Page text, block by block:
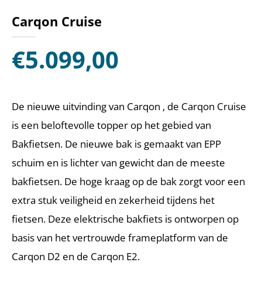
Carqon Cruise
€5.099,00
De nieuwe uitvinding van Carqon , de Carqon Cruise
is een beloftevolle topper op het gebied van
Bakfietsen. De nieuwe bak is gemaakt van EPP
schuim en is lichter van gewicht dan de meeste
bakfietsen. De hoge kraag op de bak zorgt voor een
extra stuk veiligheid en zekerheid tijdens het
fietsen. Deze elektrische bakfiets is ontworpen op
basis van het vertrouwde frameplatform van de
Carqon D2 en de Carqon E2.